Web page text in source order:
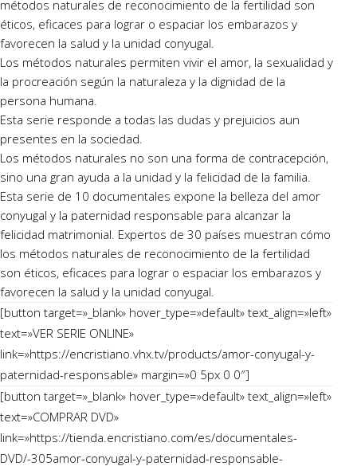
métodos naturales de reconocimiento de la fertilidad son
éticos, eficaces para lograr o espaciar los embarazos y
favorecen la salud y la unidad conyugal.
Los métodos naturales permiten vivir el amor, la sexualidad y
la procreación según la naturaleza y la dignidad de la
persona humana.
Esta serie responde a todas las dudas y prejuicios aun
presentes en la sociedad.
Los métodos naturales no son una forma de contracepción,
sino una gran ayuda a la unidad y la felicidad de la familia.
Esta serie de 10 documentales expone la belleza del amor
conyugal y la paternidad responsable para alcanzar la
felicidad matrimonial. Expertos de 30 países muestran cómo
los métodos naturales de reconocimiento de la fertilidad
son éticos, eficaces para lograr o espaciar los embarazos y
favorecen la salud y la unidad conyugal.
[button target=»_blank» hover_type=»default» text_align=»left»
text=»VER SERIE ONLINE»
link=»https://encristiano.vhx.tv/products/amor-conyugal-y-
paternidad-responsable» margin=»0 5px 0 0″]
[button target=»_blank» hover_type=»default» text_align=»left»
text=»COMPRAR DVD»
link=»https://tienda.encristiano.com/es/documentales-
DVD/-305amor-conyugal-y-paternidad-responsable-